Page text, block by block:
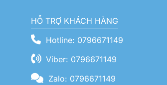
HỖ TRỢ KHÁCH HÀNG
Hotline: 0796671149
Viber: 0796671149
Zalo: 0796671149